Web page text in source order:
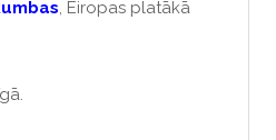
, Eiropas platākā